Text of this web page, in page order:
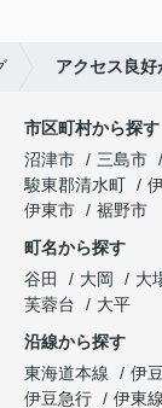
アクセス良好
市区町村から探す
沼津市
三島市
駿東郡清水町
伊東市
裾野市
町名から探す
谷田
大岡 大
芙蓉台
大平
沿線から探す
東海道本線
伊
伊豆急行
伊東線